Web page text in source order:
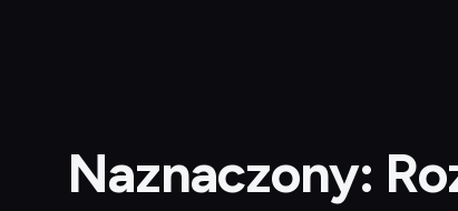
Naznaczony: